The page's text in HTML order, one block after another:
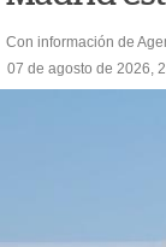
Con información de
07 de agosto de 2026,